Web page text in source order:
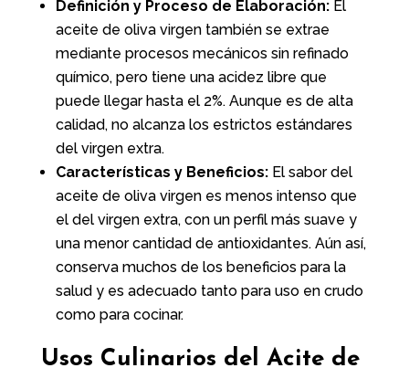
Definición y Proceso de Elaboración:El
aceite de oliva virgen también se extrae
mediante procesos mecánicos sin refinado
químico, pero tiene una acidez libre que
puede llegar hasta el 2%. Aunque es de alta
calidad, no alcanza los estrictos estándares
del virgen extra.
Características y Beneficios:El sabor del
aceite de oliva virgen es menos intenso que
el del virgen extra, con un perfil más suave y
una menor cantidad de antioxidantes. Aún así,
conserva muchos de los beneficios para la
salud y es adecuado tanto para uso en crudo
como para cocinar.
Usos Culinarios del Acite de